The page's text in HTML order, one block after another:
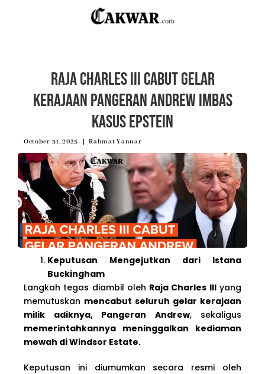
Raja Charles III Cabut Gelar
Kerajaan Pangeran Andrew Imbas
Kasus Epstein
October 31, 2025 Rahmat Yanuar
Keputusan Mengejutkan dari Istana
Buckingham
Langkah tegas diambil oleh Raja Charles IIIyang
memutuskan mencabut seluruh gelar kerajaan
milik adiknya, Pangeran Andrew, sekaligus
memerintahkannya meninggalkan kediaman
mewah di Windsor Estate.
Keputusan ini diumumkan secara resmi oleh